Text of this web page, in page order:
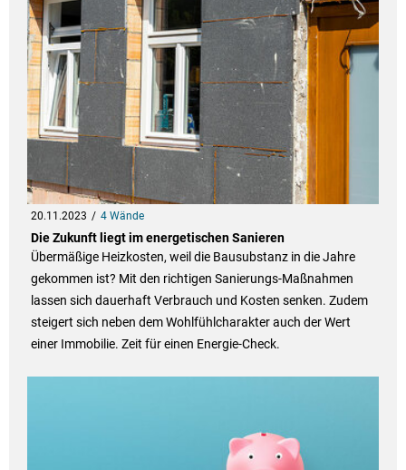
20.11.2023 4 Wände
Die Zukunft liegt im energetischen Sanieren
Übermäßige Heizkosten, weil die Bausubstanz in die Jahre
gekommen ist? Mit den richtigen Sanierungs-Maßnahmen
lassen sich dauerhaft Verbrauch und Kosten senken. Zudem
steigert sich neben dem Wohlfühlcharakter auch der Wert
einer Immobilie. Zeit für einen Energie-Check.